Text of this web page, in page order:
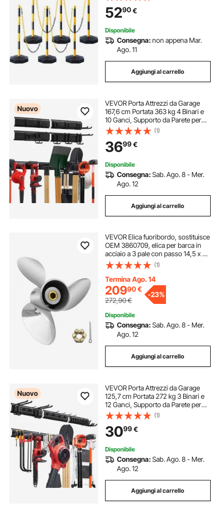
di Paletti Barriera Stradale Gialli Neri
Base Riempibile con Acqua Sabbia
5290€
Disponibile
Consegna:non appena Mar.
Ago. 11
Aggiungi al carrello
Nuovo
VEVOR Porta Attrezzi da Garage
167,6 cm Portata 363 kg 4 Binari e
10 Ganci, Supporto da Parete per
Attrezzi da Giardino, Organizzatore
con Ganci Regolabili, per Pale,
Rastrelli e Casette da Giardino
(1)
3699€
Disponibile
Consegna:Sab. Ago. 8 - Mer.
Ago. 12
Aggiungi al carrello
VEVOR Elica fuoribordo, sostituisce
OEM 3860709, elica per barca in
acciaio a 3 pale con passo 14,5 x 21
pollici, compatibile con Volvo Penta
SX Drive tutti i modelli, con 19
scanalature
(1)
Termina Ago. 14
20990€
272,90€
-23%
Disponibile
Consegna:Sab. Ago. 8 - Mer.
Ago. 12
Aggiungi al carrello
Nuovo
VEVOR Porta Attrezzi da Garage
125,7 cm Portata 272 kg 3 Binari e
12 Ganci, Supporto da Parete per
Attrezzi da Giardino, Organizzatore
con Ganci Regolabili, per Pale,
Rastrelli e Casette da Giardino
(1)
3099€
Disponibile
Consegna:Sab. Ago. 8 - Mer.
Ago. 12
Aggiungi al carrello